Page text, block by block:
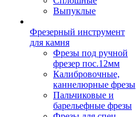
Выпуклые
Фрезерный инструмент
для камня
Фрезы под ручной
фрезер пос.12мм
Калибровочные,
каннелюрные фрезы
Пальчиковые и
барельефные фрезы